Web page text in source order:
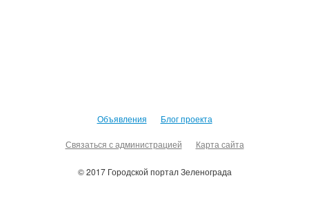
Объявления Блог проекта
Связаться с администрацией Карта сайта
© 2017 Городской портал Зеленограда